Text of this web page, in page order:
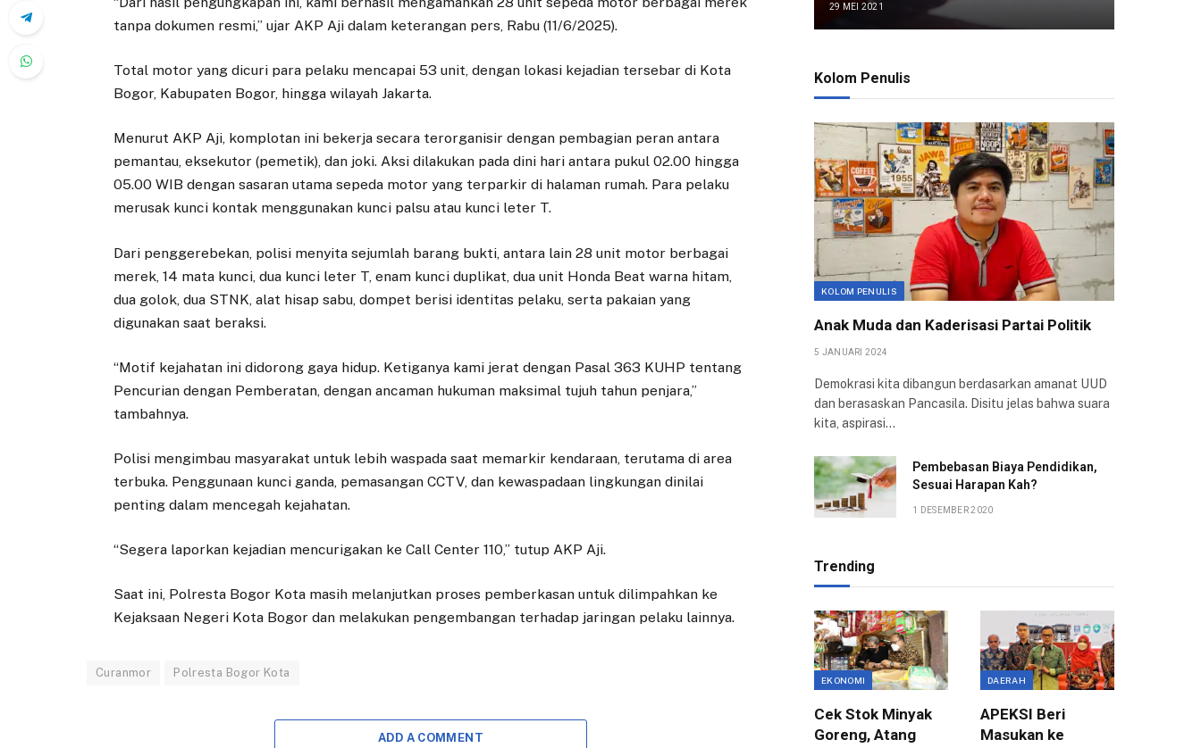
tanpa dokumen resmi,” ujar AKP Aji dalam keterangan pers, Rabu (11/6/2025).
Total motor yang dicuri para pelaku mencapai 53 unit, dengan lokasi kejadian tersebar di Kota
Bogor, Kabupaten Bogor, hingga wilayah Jakarta.
Menurut AKP Aji, komplotan ini bekerja secara terorganisir dengan pembagian peran antara
pemantau, eksekutor (pemetik), dan joki. Aksi dilakukan pada dini hari antara pukul 02.00 hingga
05.00 WIB dengan sasaran utama sepeda motor yang terparkir di halaman rumah. Para pelaku
merusak kunci kontak menggunakan kunci palsu atau kunci leter T.
Dari penggerebekan, polisi menyita sejumlah barang bukti, antara lain 28 unit motor berbagai
merek, 14 mata kunci, dua kunci leter T, enam kunci duplikat, dua unit Honda Beat warna hitam,
dua golok, dua STNK, alat hisap sabu, dompet berisi identitas pelaku, serta pakaian yang
digunakan saat beraksi.
“Motif kejahatan ini didorong gaya hidup. Ketiganya kami jerat dengan Pasal 363 KUHP tentang
Pencurian dengan Pemberatan, dengan ancaman hukuman maksimal tujuh tahun penjara,”
tambahnya.
Polisi mengimbau masyarakat untuk lebih waspada saat memarkir kendaraan, terutama di area
terbuka. Penggunaan kunci ganda, pemasangan CCTV, dan kewaspadaan lingkungan dinilai
penting dalam mencegah kejahatan.
“Segera laporkan kejadian mencurigakan ke Call Center 110,” tutup AKP Aji.
Saat ini, Polresta Bogor Kota masih melanjutkan proses pemberkasan untuk dilimpahkan ke
Kejaksaan Negeri Kota Bogor dan melakukan pengembangan terhadap jaringan pelaku lainnya.
Curanmor Polresta Bogor Kota
ADD A COMMENT
29 MEI 2021
Kolom Penulis
KOLOM PENULIS
Anak Muda dan Kaderisasi Partai Politik
5 JANUARI 2024
Demokrasi kita dibangun berdasarkan amanat UUD
dan berasaskan Pancasila. Disitu jelas bahwa suara
kita, aspirasi…
Pembebasan Biaya Pendidikan,
Sesuai Harapan Kah?
1 DESEMBER 2020
Trending
Koperasi Merah
EKONOMI
Cek Stok Minyak
Goreng, Atang
DAERAH
APEKSI Beri
Masukan ke